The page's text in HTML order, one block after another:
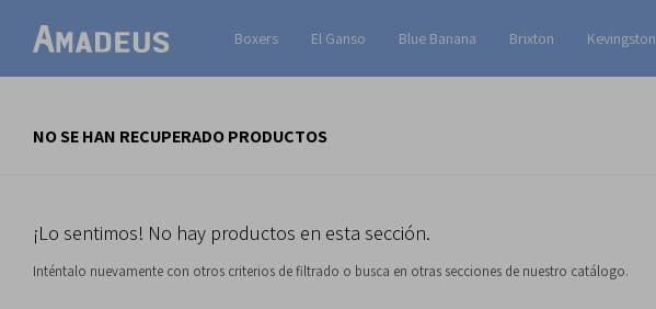
Boxers El Ganso Blue Banana Brixton Kevingston
NO SE HAN RECUPERADO PRODUCTOS
¡Lo sentimos! No hay productos en esta sección.
Inténtalo nuevamente con otros criterios de filtrado o busca en otras secciones de nuestro catálogo.